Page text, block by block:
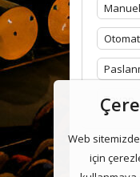
Manuel
Tavan
Web
için